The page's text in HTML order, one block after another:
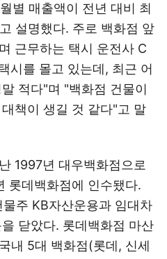
별 매출액이 전년 대비 최
설명했다. 주로 백화점 앞
근무하는 택시 운전사 C
시를 몰고 있는데, 최근 어
적다"며 "백화점 건물이
책이 생길 것 같다"고 말
1997년 대우백화점으로
롯데백화점에 인수됐다.
주 KB자산운용과 임대차
닫았다. 롯데백화점 마산
내 5대 백화점(롯데, 신세